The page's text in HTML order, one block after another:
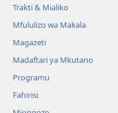
Trakti & Mialiko
Mfululizo wa Makala
Magazeti
Madaftari ya Mkutano
Programu
Fahirisi